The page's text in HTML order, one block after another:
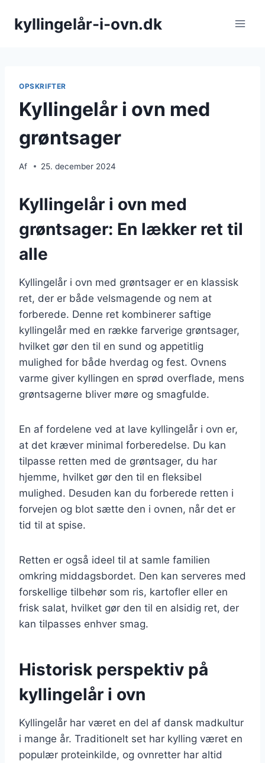
kyllingelår-i-ovn.dk
OPSKRIFTER
Kyllingelår i ovn med
grøntsager
Af 25. december 2024
Kyllingelår i ovn med
grøntsager: En lækker ret til
alle
Kyllingelår i ovn med grøntsager er en klassisk
ret, der er både velsmagende og nem at
forberede. Denne ret kombinerer saftige
kyllingelår med en række farverige grøntsager,
hvilket gør den til en sund og appetitlig
mulighed for både hverdag og fest. Ovnens
varme giver kyllingen en sprød overflade, mens
grøntsagerne bliver møre og smagfulde.
En af fordelene ved at lave kyllingelår i ovn er,
at det kræver minimal forberedelse. Du kan
tilpasse retten med de grøntsager, du har
hjemme, hvilket gør den til en fleksibel
mulighed. Desuden kan du forberede retten i
forvejen og blot sætte den i ovnen, når det er
tid til at spise.
Retten er også ideel til at samle familien
omkring middagsbordet. Den kan serveres med
forskellige tilbehør som ris, kartofler eller en
frisk salat, hvilket gør den til en alsidig ret, der
kan tilpasses enhver smag.
Historisk perspektiv på
kyllingelår i ovn
Kyllingelår har været en del af dansk madkultur
i mange år. Traditionelt set har kylling været en
populær proteinkilde, og ovnretter har altid